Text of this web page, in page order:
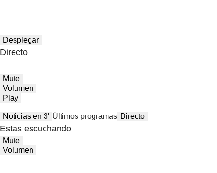
Desplegar
Directo
Mute
Volumen
Play
Noticias en 3′ Últimos programas Directo
Estas escuchando
Mute
Volumen